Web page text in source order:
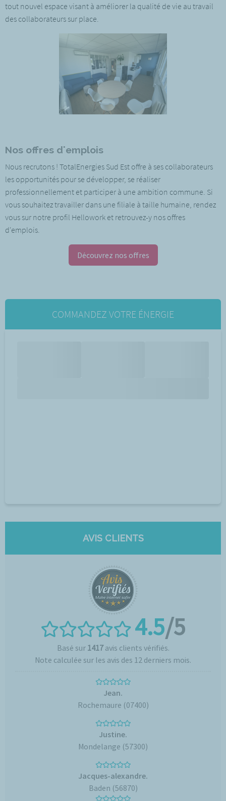
tout nouvel espace visant à améliorer la qualité de vie au travail
des collaborateurs sur place.
Nos offres d'emplois
Nous recrutons ! TotalEnergies Sud Est offre à ses collaborateurs
les opportunités pour se développer, se réaliser
professionnellement et participer à une ambition commune. Si
vous souhaitez travailler dans une filiale à taille humaine, rendez
vous sur notre profil Hellowork et retrouvez-y nos offres
d'emplois.
Découvrez nos offres
COMMANDEZ VOTRE ÉNERGIE
AVIS CLIENTS
4.5/5
Basé sur 1417avis clients vérifiés.
Note calculée sur les avis des 12 derniers mois.
Jean.
Rochemaure (07400)
Justine.
Mondelange (57300)
Jacques-alexandre.
Baden (56870)